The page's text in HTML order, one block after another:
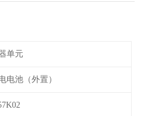
单元
电池（外置）